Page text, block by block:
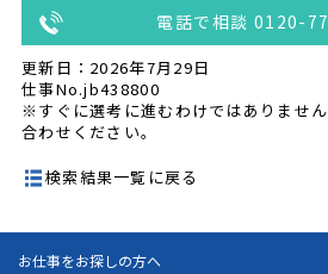
電話で相談 0120-
更新日：2026年7月29日
仕事No.jb438800
※すぐに選考に進むわけではありませ
合わせください。
検索結果一覧に戻る
お仕事をお探しの方へ